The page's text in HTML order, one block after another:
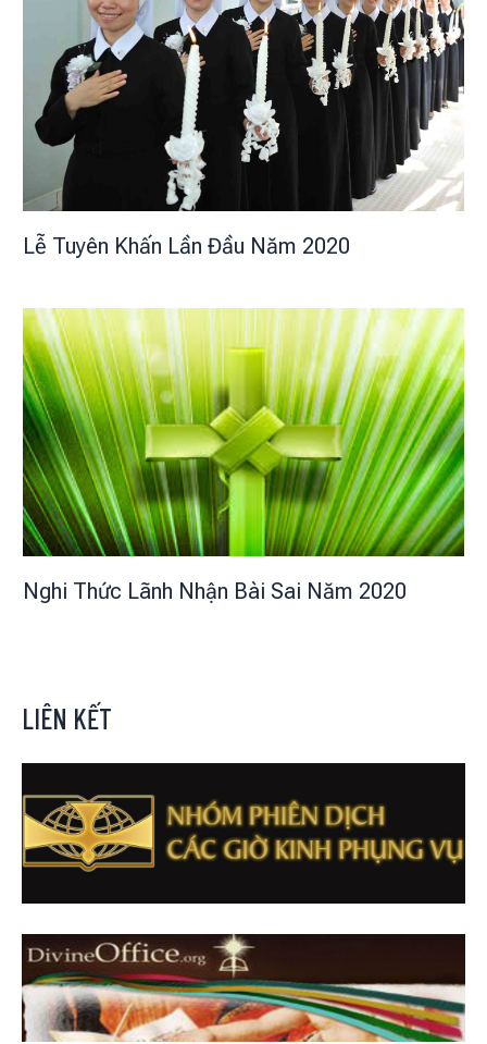
Lễ Tuyên Khấn Lần Đầu Năm 2020
Nghi Thức Lãnh Nhận Bài Sai Năm 2020
LIÊN KẾT